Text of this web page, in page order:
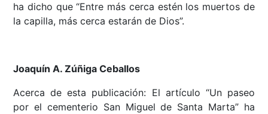
ha dicho que “Entre más cerca estén los muertos de
la capilla, más cerca estarán de Dios”.
Joaquín A. Zúñiga Ceballos
Acerca de esta publicación: El artículo “Un paseo
por el cementerio San Miguel de Santa Marta” ha